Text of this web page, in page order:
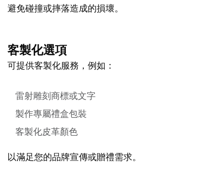
避免碰撞或摔落造成的損壞。
客製化選項
可提供客製化服務，例如：
雷射雕刻商標或文字
製作專屬禮盒包裝
客製化皮革顏色
以滿足您的品牌宣傳或贈禮需求。